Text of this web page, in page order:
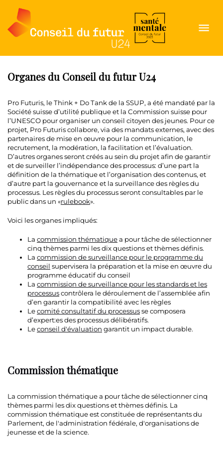
Ouvrir
Organes du Conseil du futur U24
Pro Futuris, le Think + Do Tank de la SSUP, a été mandaté par la
Société suisse d’utilité publique et la Commission suisse pour
l’UNESCO pour organiser un conseil citoyen des jeunes. Pour ce
projet, Pro Futuris collabore, via des mandats externes, avec des
partenaires de mise en œuvre pour la communication, le
recrutement, la modération, la facilitation et l’évaluation.
D’autres organes seront créés au sein du projet afin de garantir
et de surveiller l’indépendance des processus: d’une part la
définition de la thématique et l’organisation des contenus, et
d’autre part la gouvernance et la surveillance des règles du
processus. Les règles du processus seront consultables par le
public dans un «rulebook».
Voici les organes impliqués:
La commission thématiquea pour tâche de sélectionner
cinq thèmes parmi les dix questions et thèmes définis.
La commission de surveillance pour le programme du
conseil supervisera la préparation et la mise en œuvre du
programme éducatif du conseil
La commission de surveillance pour les standards et les
processuscontrôlera le déroulement de l’assemblée afin
d’en garantir la compatibilité avec les règles
Lecomité consultatif du processusse composera
d’expert:es des processus délibératifs.
Leconseil d'évaluation garantit un impact durable.
Commission thématique
La commission thématique a pour tâche de sélectionner cinq
thèmes parmi les dix questions et thèmes définis. La
commission thématique est constituée de représentants du
Parlement, de l'administration fédérale, d'organisations de
jeunesse et de la science.